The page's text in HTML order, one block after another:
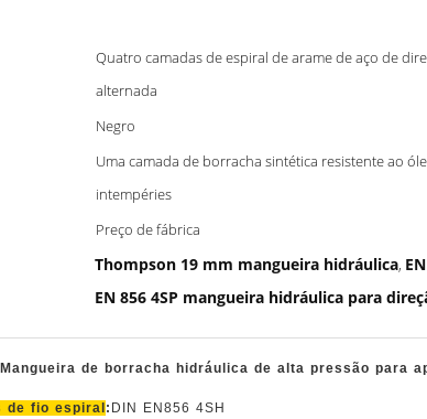
Quatro camadas de espiral de arame de aço de
alternada
Negro
Uma camada de borracha sintética resistente ao
intempéries
Preço de fábrica
Thompson 19 mm mangueira hidráulica,
EN 856 4SP mangueira hidráulica para
Mangueira de borracha hidráulica de alta pressão para
de fio espiral : DIN EN856 4SH